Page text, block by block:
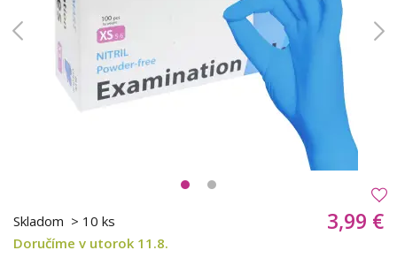
Skladom > 10 ks
Doručíme v utorok 11.8.
3,99 €